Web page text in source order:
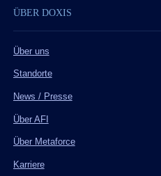
ÜBER DOXIS
Über uns
Standorte
News / Presse
Über AFI
Über Metaforce
Karriere